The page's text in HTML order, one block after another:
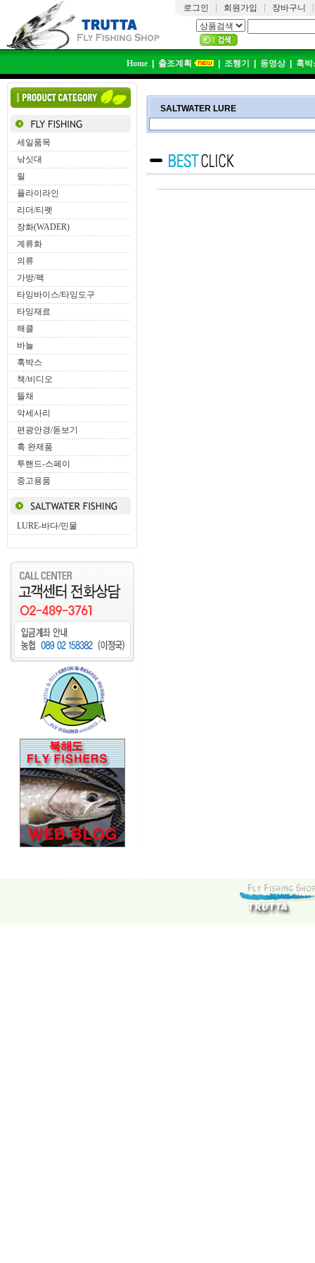
로그인 회원가입 장바구니
Home 출조계획 조행기 동영상 훅박
세일품목
낚싯대
릴
플라이라인
리더/티펫
장화(WADER)
계류화
의류
가방/팩
타잉바이스/타잉도구
타잉재료
해클
바늘
훅박스
책/비디오
뜰채
악세사리
편광안경/돋보기
훅 완제품
투핸드-스페이
중고용품
LURE-바다/민물
SALTWATER LURE